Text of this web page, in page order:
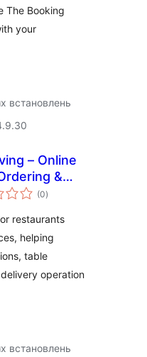
The Booking
your
встановлень
– Online
&
(0загальний
рейтинг
)
restaurants
helping
table
operation
встановлень